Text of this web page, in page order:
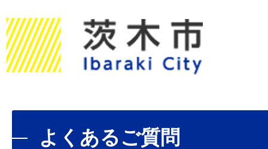
よくあるご質問